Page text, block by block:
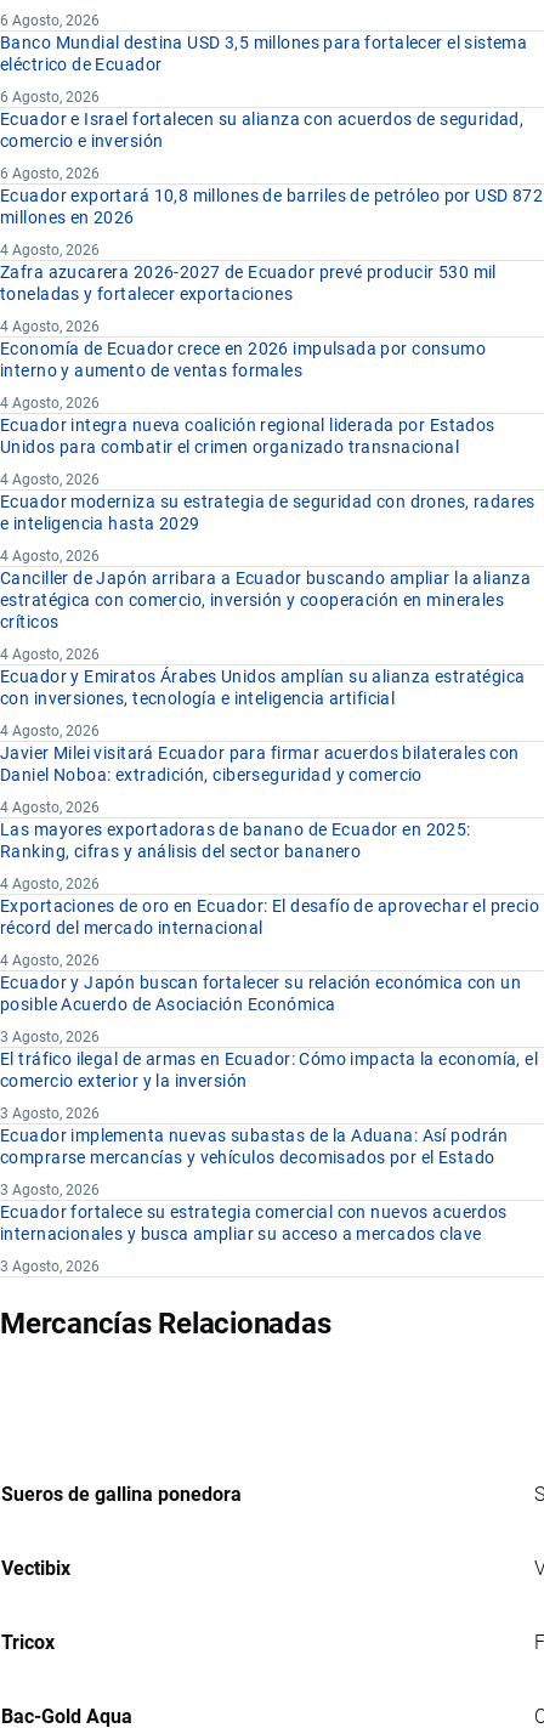
6 Agosto, 2026
Banco Mundial destina USD 3,5 millones para fortalecer el sistema
eléctrico de Ecuador
6 Agosto, 2026
Ecuador e Israel fortalecen su alianza con acuerdos de seguridad,
comercio e inversión
6 Agosto, 2026
Ecuador exportará 10,8 millones de barriles de petróleo por USD 872
millones en 2026
4 Agosto, 2026
Zafra azucarera 2026-2027 de Ecuador prevé producir 530 mil
toneladas y fortalecer exportaciones
4 Agosto, 2026
Economía de Ecuador crece en 2026 impulsada por consumo
interno y aumento de ventas formales
4 Agosto, 2026
Ecuador integra nueva coalición regional liderada por Estados
Unidos para combatir el crimen organizado transnacional
4 Agosto, 2026
Ecuador moderniza su estrategia de seguridad con drones, radares
e inteligencia hasta 2029
4 Agosto, 2026
Canciller de Japón arribara a Ecuador buscando ampliar la alianza
estratégica con comercio, inversión y cooperación en minerales
críticos
4 Agosto, 2026
Ecuador y Emiratos Árabes Unidos amplían su alianza estratégica
con inversiones, tecnología e inteligencia artificial
4 Agosto, 2026
Javier Milei visitará Ecuador para firmar acuerdos bilaterales con
Daniel Noboa: extradición, ciberseguridad y comercio
4 Agosto, 2026
Las mayores exportadoras de banano de Ecuador en 2025:
Ranking, cifras y análisis del sector bananero
4 Agosto, 2026
Exportaciones de oro en Ecuador: El desafío de aprovechar el precio
récord del mercado internacional
4 Agosto, 2026
Ecuador y Japón buscan fortalecer su relación económica con un
posible Acuerdo de Asociación Económica
3 Agosto, 2026
El tráfico ilegal de armas en Ecuador: Cómo impacta la economía, el
comercio exterior y la inversión
3 Agosto, 2026
Ecuador implementa nuevas subastas de la Aduana: Así podrán
comprarse mercancías y vehículos decomisados por el Estado
3 Agosto, 2026
Ecuador fortalece su estrategia comercial con nuevos acuerdos
internacionales y busca ampliar su acceso a mercados clave
3 Agosto, 2026
Mercancías Relacionadas
Sueros de gallina ponedora
Vectibix
Tricox
Bac-Gold Aqua